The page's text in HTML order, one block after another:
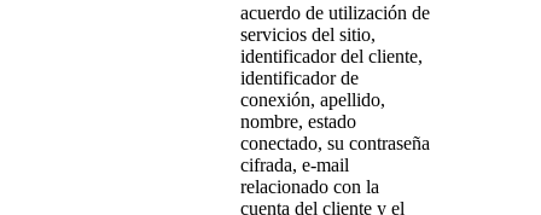
acuerdo de utilización de
servicios del sitio,
identificador del cliente,
identificador de
conexión, apellido,
nombre, estado
conectado, su contraseña
cifrada, e-mail
relacionado con la
cuenta del cliente y el